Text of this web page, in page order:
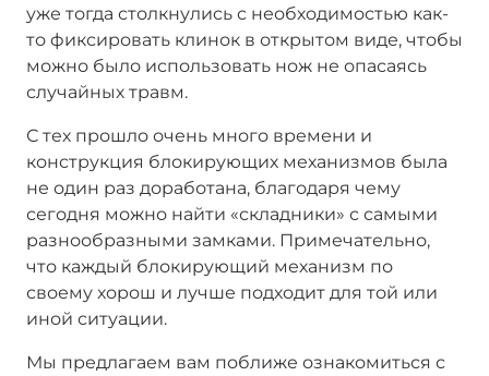
уже тогда столкнулись с необходимостью как-
то фиксировать клинок в открытом виде, чтобы
можно было использовать нож не опасаясь
случайных травм.
С тех прошло очень много времени и
конструкция блокирующих механизмов была
не один раз доработана, благодаря чему
сегодня можно найти «складники» с самыми
разнообразными замками. Примечательно,
что каждый блокирующий механизм по
своему хорош и лучше подходит для той или
иной ситуации.
Мы предлагаем вам поближе ознакомиться с